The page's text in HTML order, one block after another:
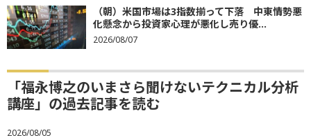
（朝）米国市場は3指数揃って下落 中東情勢悪
化懸念から投資家心理が悪化し売り優...
2026/08/07
「福永博之のいまさら聞けないテクニカル分析
講座」の過去記事を読む
2026/08/05